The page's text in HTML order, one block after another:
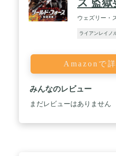
ス 監
ウェズリー・
ライアンレイノ
Amazonで
みんなのレビュー
まだレビューはありません